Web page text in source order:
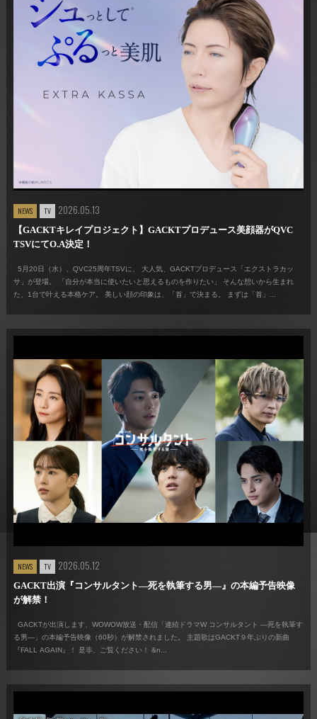
NEWS TV 2026.05.13
【GACKTキレイプロジェクト】GACKTプロデュース美顔器がQVC
TSVにてO.A決定！
5月20日（水）、QVC25周年TSVに、 大人気、GACKTプロデュース「エクストラカッ
サ」が登場。 「自分が本当に使いたいと思えるものを作りたい」 そんな想いから生まれ
た、1台で叶える本格ケア。 美しい顔の印象は、「首」で決まる。 まずは「首」...
NEWS TV 2026.05.12
GACKT出演『コンサルタント―死を執筆する男―』の本編予告映像
が解禁！
GACKTが出演します、WOWOW放送・配信「連続ドラマW コンサルタント ―死を執筆す
る男―」の本編予告映像（60秒）が解禁されました。 主題歌はGACKT９年ぶりの新曲
『FALL AGAIN』！ 是非、ご覧ください！ &n...